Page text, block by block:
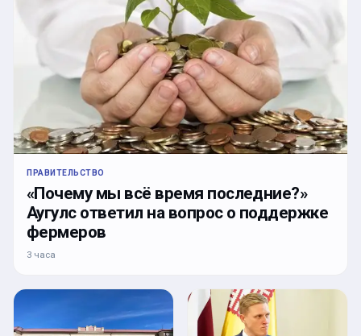
ПРАВИТЕЛЬСТВО
«Почему мы всё время последние?»
Аугулс ответил на вопрос о поддержке
фермеров
3 часа